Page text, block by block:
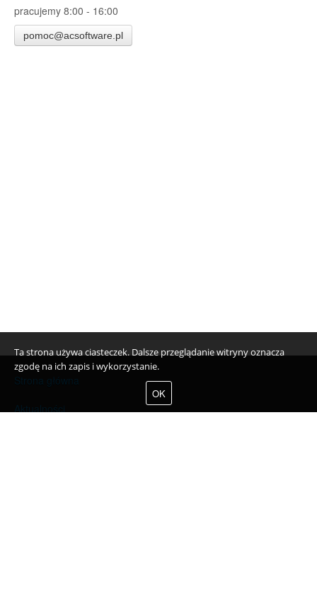
pracujemy 8:00 - 16:00
pomoc@acsoftware.pl
Strona główna
Aktualności
Ta strona używa ciasteczek. Dalsze przeglądanie witryny oznacza
zgodę na ich zapis i wykorzystanie.
OK